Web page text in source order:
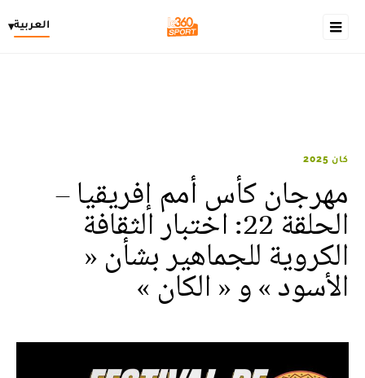
العربية▾
كان 2025
مهرجان كأس أمم إفريقيا –
الحلقة 22: اختبار الثقافة
الكروية للجماهير بشأن «
الأسود » و « الكان »